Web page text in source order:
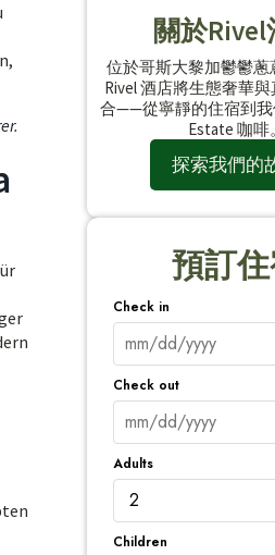
.
關於Rivel
位於哥斯大黎加鬱鬱蔥
Rivel 酒店將生態奢華
合——從寧靜的住宿到我
Estate 咖啡。
探索我們的
預訂
Check in
Check out
Adults
Children